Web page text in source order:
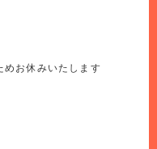
お休みいたします